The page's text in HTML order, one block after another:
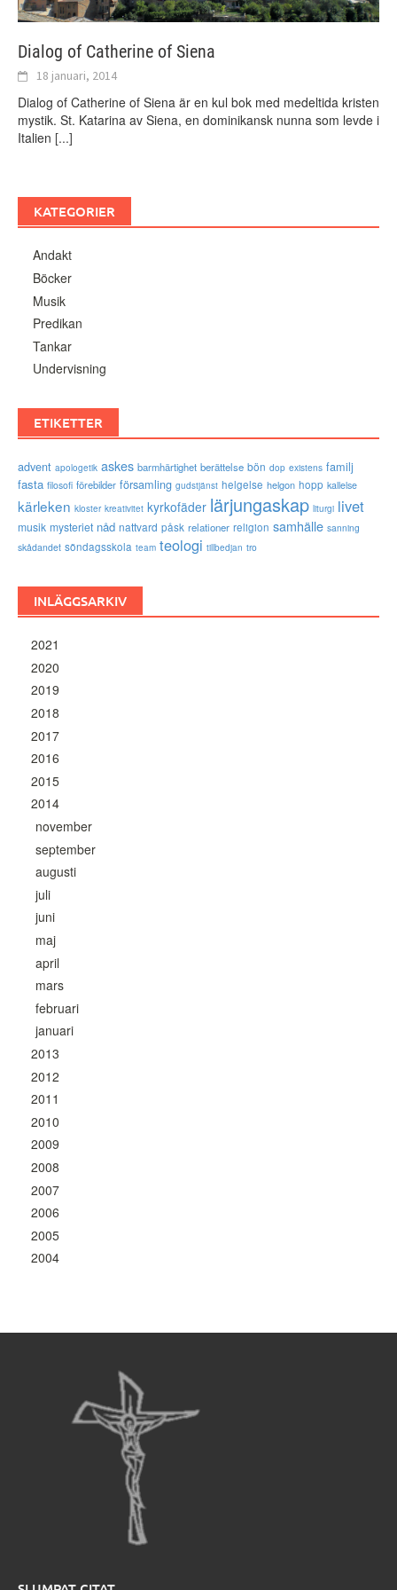
Dialog of Catherine of Siena
18 januari, 2014
Dialog of Catherine of Siena är en kul bok med medeltida kristen
mystik. St. Katarina av Siena, en dominikansk nunna som levde i
Italien [...]
KATEGORIER
Andakt
Böcker
Musik
Predikan
Tankar
Undervisning
ETIKETTER
advent apologetik askes barmhärtighet berättelse bön dop existens familj
fasta filosofi förebilder församling gudstjänst helgelse helgon hopp kallelse
kärleken kloster kreativitet kyrkofäder lärjungaskap liturgi livet
musik mysteriet nåd nattvard påsk relationer religion samhälle sanning
skådandet söndagsskola team teologi tillbedjan tro
INLÄGGSARKIV
2021
2020
2019
2018
2017
2016
2015
2014
november
september
augusti
juli
juni
maj
april
mars
februari
januari
2013
2012
2011
2010
2009
2008
2007
2006
2005
2004